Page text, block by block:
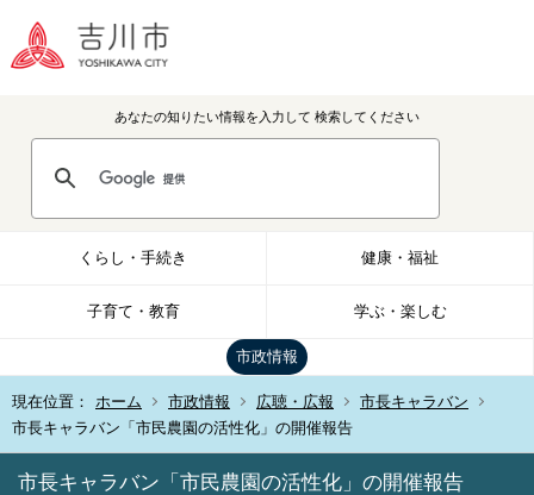
あなたの知りたい情報を入力して 検索してください
くらし・手続き 健康・福祉
子育て・教育 学ぶ・楽しむ
市政情報
現在位置： ホーム 市政情報 広聴・広報
市長キャラバン
市長キャラバン「市民農園の活性化」の開催報告
市長キャラバン「市民農園の活性化」の開催報告